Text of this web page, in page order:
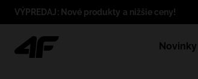
VÝPREDAJ: Nové produkty a nižšie ceny!
Novinky